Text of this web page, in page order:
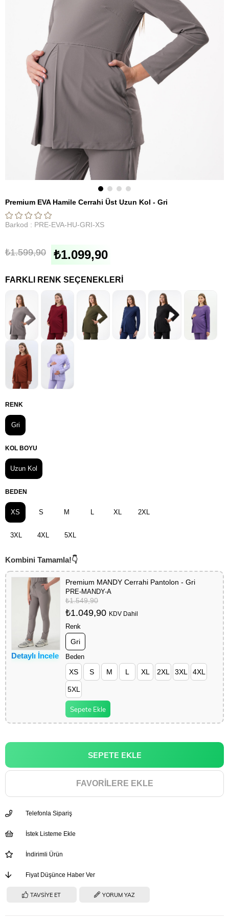
Premium EVA Hamile Cerrahi Üst Uzun Kol - Gri
Barkod : PRE-EVA-HU-GRI-XS
₺1.599,90 ₺1.099,90
FARKLI RENK SEÇENEKLERI
RENK
Gri
KOL BOYU
Uzun Kol
BEDEN
XS S M L XL 2XL
3XL 4XL 5XL
Detaylı İncele
Premium MANDY Cerrahi Pantolon - Gri
PRE-MANDY-A
₺1.549,90
₺1.049,90 KDV Dahil
Renk
Gri
Beden
XS S M L XL 2XL 3XL 4XL
5XL
Sepete Ekle
FAVORILERE EKLE
Telefonla Sipariş
İstek Listeme Ekle
İndirimli Ürün
Fiyat Düşünce Haber Ver
TAVSIYE ET YORUM YAZ